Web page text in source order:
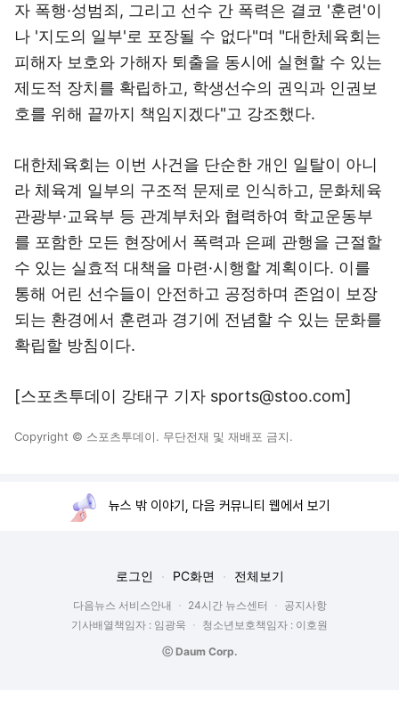
자 폭행·성범죄, 그리고 선수 간 폭력은 결코 '훈련'이
나 '지도의 일부'로 포장될 수 없다"며 "대한체육회는
피해자 보호와 가해자 퇴출을 동시에 실현할 수 있는
제도적 장치를 확립하고, 학생선수의 권익과 인권보
호를 위해 끝까지 책임지겠다"고 강조했다.
대한체육회는 이번 사건을 단순한 개인 일탈이 아니
라 체육계 일부의 구조적 문제로 인식하고, 문화체육
관광부·교육부 등 관계부처와 협력하여 학교운동부
를 포함한 모든 현장에서 폭력과 은폐 관행을 근절할
수 있는 실효적 대책을 마련·시행할 계획이다. 이를
통해 어린 선수들이 안전하고 공정하며 존엄이 보장
되는 환경에서 훈련과 경기에 전념할 수 있는 문화를
확립할 방침이다.
[스포츠투데이 강태구 기자 sports@stoo.com]
Copyright © 스포츠투데이. 무단전재 및 재배포 금지.
뉴스 밖 이야기, 다음 커뮤니티 웹에서 보기
로그인 PC화면 전체보기
다음뉴스 서비스안내 24시간 뉴스센터
공지사항
기사배열책임자 : 임광욱
청소년보호책임자 : 이호원
ⓒ Daum Corp.